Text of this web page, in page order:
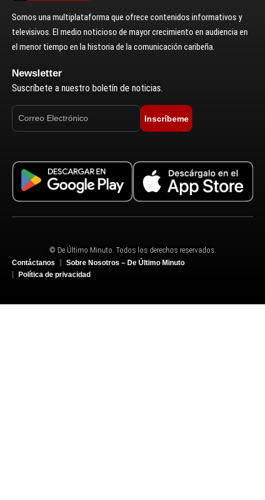
Somos una multiplataforma que ofrece contenidos informativos y
televisivos. El medio noticioso de mayor crecimiento en audiencia en
el menor tiempo en la historia de la comunicación caribeña.
Newsletter
Suscríbete a nuestro boletín de noticias.
Inscríbeme
© De Último Minuto. Todos los derechos reservados.
Contáctanos
Sobre Nosotros – De Último Minuto
Política de privacidad